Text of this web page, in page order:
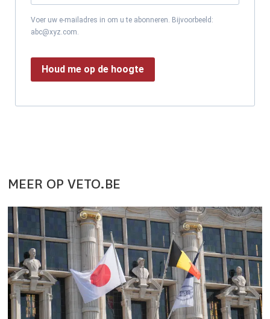
Voer uw e-mailadres in om u te abonneren. Bijvoorbeeld:
abc@xyz.com.
Houd me op de hoogte
MEER OP VETO.BE